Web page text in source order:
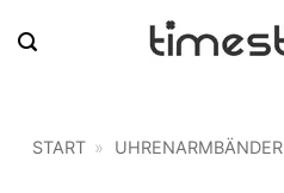
Inhalt
START » UHRENARMBÄNDER